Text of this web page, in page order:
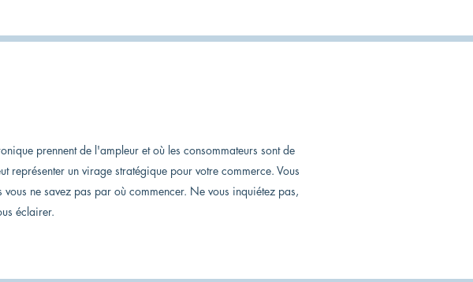
prennent de l'ampleur et où les consommateurs sont de
représenter un virage stratégique pour votre commerce. Vous
ne savez pas par où commencer. Ne vous inquiétez pas,
éclairer.